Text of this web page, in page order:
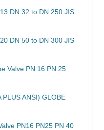
DN 32 to DN 250 JIS
DN 50 to DN 300 JIS
Valve PN 16 PN 25
PLUS ANSI) GLOBE
PN16 PN25 PN 40